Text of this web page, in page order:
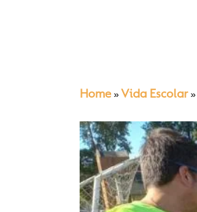
Home » Vida Escolar»